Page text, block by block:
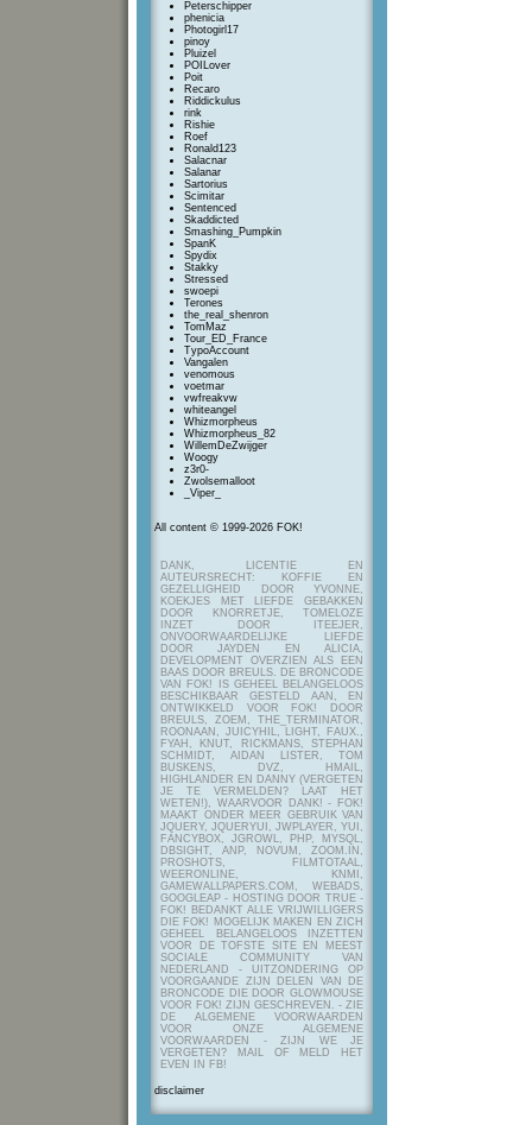
Peterschipper
phenicia
Photogirl17
pinoy
Pluizel
POILover
Poit
Recaro
Riddickulus
rink
Rishie
Roef
Ronald123
Salacnar
Salanar
Sartorius
Scimitar
Sentenced
Skaddicted
Smashing_Pumpkin
SpanK
Spydix
Stakky
Stressed
swoepi
Terones
the_real_shenron
TomMaz
Tour_ED_France
TypoAccount
Vangalen
venomous
voetmar
vwfreakvw
whiteangel
Whizmorpheus
Whizmorpheus_82
WillemDeZwijger
Woogy
z3r0-
Zwolsemalloot
_Viper_
All content © 1999-2026 FOK!
DANK, LICENTIE EN
AUTEURSRECHT: KOFFIE EN
GEZELLIGHEID DOOR YVONNE,
KOEKJES MET LIEFDE GEBAKKEN
DOOR KNORRETJE, TOMELOZE
INZET DOOR ITEEJER,
ONVOORWAARDELIJKE LIEFDE
DOOR JAYDEN EN ALICIA,
DEVELOPMENT OVERZIEN ALS EEN
BAAS DOOR BREULS. DE BRONCODE
VAN FOK! IS GEHEEL BELANGELOOS
BESCHIKBAAR GESTELD AAN, EN
ONTWIKKELD VOOR FOK! DOOR
BREULS, ZOEM, THE_TERMINATOR,
ROONAAN, JUICYHIL, LIGHT, FAUX.,
FYAH, KNUT, RICKMANS, STEPHAN
SCHMIDT, AIDAN LISTER, TOM
BUSKENS, DVZ, HMAIL,
HIGHLANDER EN DANNY (VERGETEN
JE TE VERMELDEN? LAAT HET
WETEN!), WAARVOOR DANK! - FOK!
MAAKT ONDER MEER GEBRUIK VAN
JQUERY, JQUERYUI, JWPLAYER, YUI,
FANCYBOX, JGROWL, PHP, MYSQL,
DBSIGHT, ANP, NOVUM, ZOOM.IN,
PROSHOTS, FILMTOTAAL,
WEERONLINE, KNMI,
GAMEWALLPAPERS.COM, WEBADS,
GOOGLEAP - HOSTING DOOR TRUE -
FOK! BEDANKT ALLE VRIJWILLIGERS
DIE FOK! MOGELIJK MAKEN EN ZICH
GEHEEL BELANGELOOS INZETTEN
VOOR DE TOFSTE SITE EN MEEST
SOCIALE COMMUNITY VAN
NEDERLAND - UITZONDERING OP
VOORGAANDE ZIJN DELEN VAN DE
BRONCODE DIE DOOR GLOWMOUSE
VOOR FOK! ZIJN GESCHREVEN. - ZIE
DE ALGEMENE VOORWAARDEN
VOOR ONZE ALGEMENE
VOORWAARDEN - ZIJN WE JE
VERGETEN? MAIL OF MELD HET
EVEN IN FB!
disclaimer